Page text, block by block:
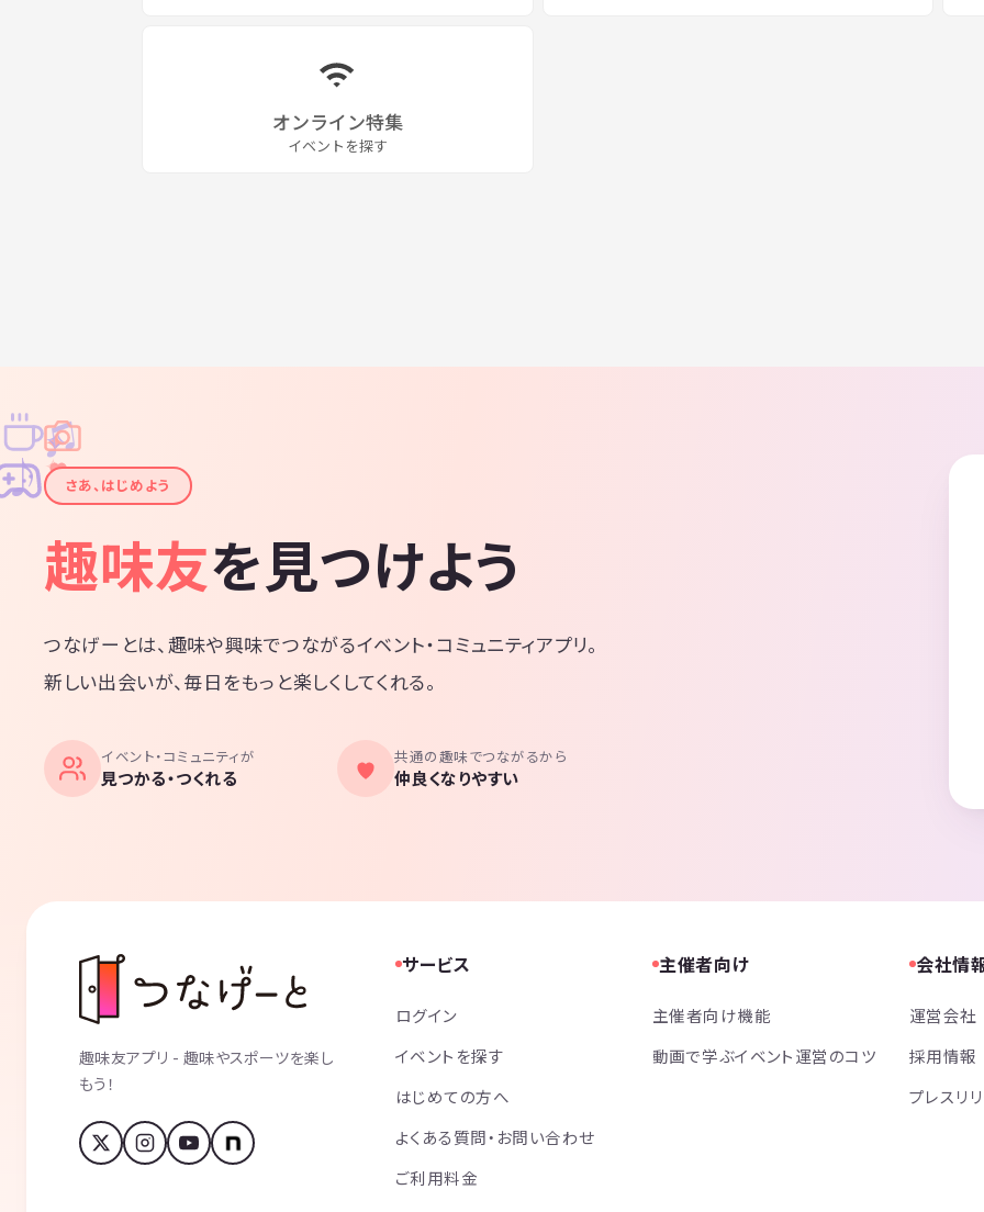
オンライン特集
イベントを探す
✦
✦
✧
✧
♪
♫
さあ、はじめよう
趣味友を見つけよう
つなげーとは、趣味や興味でつながるイベント・コミュニティアプリ。
新しい出会いが、毎日をもっと楽しくしてくれる。
イベント・コミュニティが
見つかる・つくれる
共通の趣味でつながるから
仲良くなりやすい
趣味友アプリ - 趣味やスポーツを楽し
もう！
サービス
ログイン
イベントを探す
はじめての方へ
よくある質問・お問い合わせ
ご利用料金
主催者向け
主催者向け機能
動画で学ぶイベント運営のコツ
会社情
運営会社
採用情報
プレスリ